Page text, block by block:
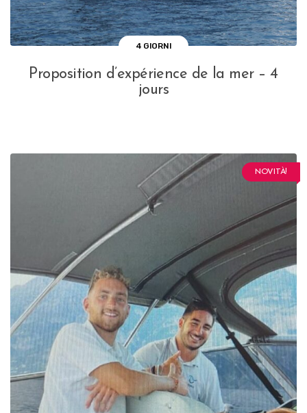
4 GIORNI
Proposition d’expérience de la mer – 4
jours
NOVITÀ!